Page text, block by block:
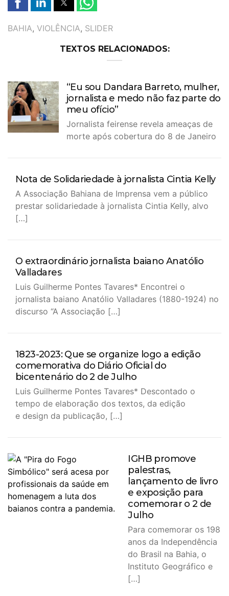
TAGS
BAHIA, VIOLÊNCIA, SLIDER
TEXTOS RELACIONADOS:
“Eu sou Dandara Barreto, mulher,
jornalista e medo não faz parte do
meu ofício”
Jornalista feirense revela ameaças de
morte após cobertura do 8 de Janeiro
Nota de Solidariedade à jornalista Cintia Kelly
A Associação Bahiana de Imprensa vem a público
prestar solidariedade à jornalista Cintia Kelly, alvo
[…]
O extraordinário jornalista baiano Anatólio
Valladares
Luis Guilherme Pontes Tavares* Encontrei o
jornalista baiano Anatólio Valladares (1880-1924) no
discurso “A Associação […]
1823-2023: Que se organize logo a edição
comemorativa do Diário Oficial do
bicentenário do 2 de Julho
Luis Guilherme Pontes Tavares* Descontado o
tempo de elaboração dos textos, da edição
e design da publicação, […]
IGHB promove
palestras,
lançamento de livro
e exposição para
comemorar o 2 de
Julho
Para comemorar os 198
anos da Independência
do Brasil na Bahia, o
Instituto Geográfico e
[…]